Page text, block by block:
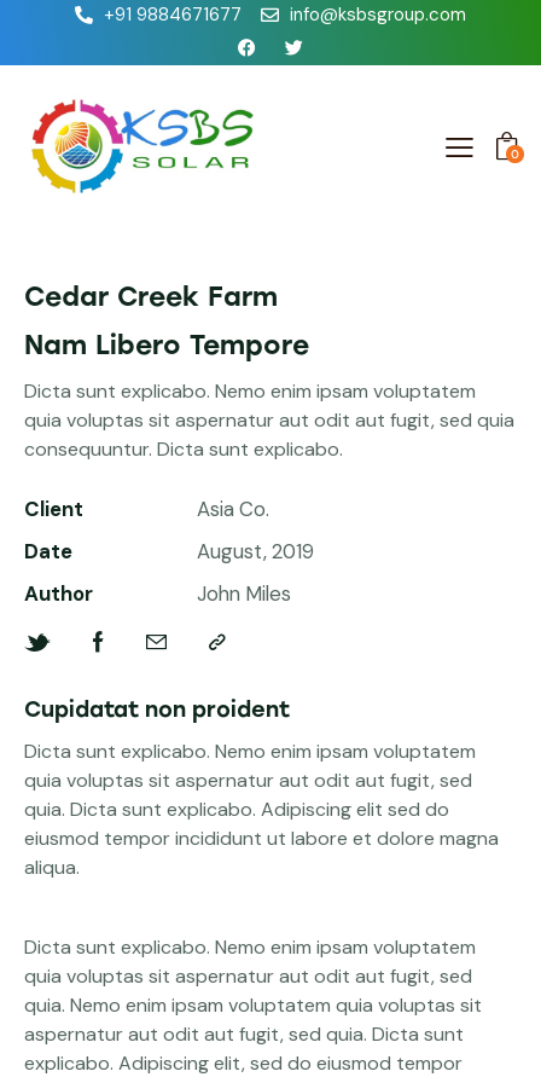
+91 9884671677 info@ksbsgroup.com
0
Cedar Creek Farm
Nam Libero Tempore
Dicta sunt explicabo. Nemo enim ipsam voluptatem
quia voluptas sit aspernatur aut odit aut fugit, sed quia
consequuntur. Dicta sunt explicabo.
Client
Asia Co.
Date
August, 2019
Author
John Miles
Cupidatat non proident
Dicta sunt explicabo. Nemo enim ipsam voluptatem
quia voluptas sit aspernatur aut odit aut fugit, sed
quia. Dicta sunt explicabo. Adipiscing elit sed do
eiusmod tempor incididunt ut labore et dolore magna
aliqua.
Dicta sunt explicabo. Nemo enim ipsam voluptatem
quia voluptas sit aspernatur aut odit aut fugit, sed
quia. Nemo enim ipsam voluptatem quia voluptas sit
aspernatur aut odit aut fugit, sed quia. Dicta sunt
explicabo. Adipiscing elit, sed do eiusmod tempor